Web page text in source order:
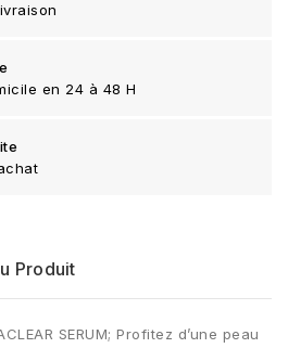
en 24 à 48 H
Produit
SERUM; Profitez d’une peau